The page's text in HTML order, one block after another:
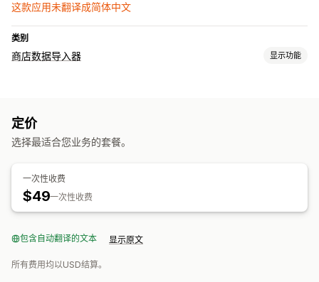
这款应用未翻译成简体中文
类别
商店数据导入器 显示功能
定价
选择最适合您业务的套餐。
一次性收费
$49一次性收费
包含自动翻译的文本 显示原文
所有费用均以USD结算。